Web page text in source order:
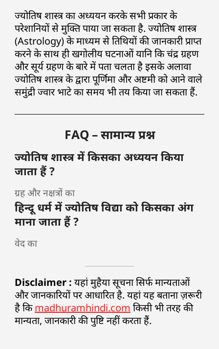
ज्योतिष शास्त्र का अध्ययन करके सभी प्रकार के
परेशानियों से मुक्ति पाया जा सकता है. ज्योतिष शास्त्र
(Astrology) के माध्यम से तिथियों की जानकारी प्राप्त
करने के साथ ही खगोलीय घटनाओं यानि कि चंद्र ग्रहण
और सूर्य ग्रहण के बारे में पता चलता है इसके अलावा
ज्योतिष शास्त्र के द्वारा पूर्णिमा और अष्टमी को आने वाले
समुंद्री ज्वार भाटे का समय भी तय किया जा सकता हैं.
FAQ – सामान्य प्रश्न
ज्योतिष शास्त्र में किसका अध्ययन किया
जाता हैं ?
ग्रह और नक्षत्रों का
हिन्दू धर्म में ज्योतिष विद्या को किसका अंग
माना जाता हैं ?
वेद का
Disclaimer : यहां मुहैया सूचना सिर्फ मान्यताओं
और जानकारियों पर आधारित है. यहां यह बताना ज़रूरी
है किmadhuramhindi.com किसी भी तरह की
मान्यता, जानकारी की पुष्टि नहीं करता हैं.